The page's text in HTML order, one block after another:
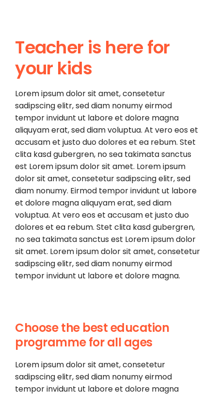
Teacher is here for
your kids
Lorem ipsum dolor sit amet, consetetur
sadipscing elitr, sed diam nonumy eirmod
tempor invidunt ut labore et dolore magna
aliquyam erat, sed diam voluptua. At vero eos et
accusam et justo duo dolores et ea rebum. Stet
clita kasd gubergren, no sea takimata sanctus
est Lorem ipsum dolor sit amet. Lorem ipsum
dolor sit amet, consetetur sadipscing elitr, sed
diam nonumy. Eirmod tempor invidunt ut labore
et dolore magna aliquyam erat, sed diam
voluptua. At vero eos et accusam et justo duo
dolores et ea rebum. Stet clita kasd gubergren,
no sea takimata sanctus est Lorem ipsum dolor
sit amet. Lorem ipsum dolor sit amet, consetetur
sadipscing elitr, sed diam nonumy eirmod
tempor invidunt ut labore et dolore magna.
Choose the best education
programme for all ages
Lorem ipsum dolor sit amet, consetetur
sadipscing elitr, sed diam nonumy eirmod
tempor invidunt ut labore et dolore magna